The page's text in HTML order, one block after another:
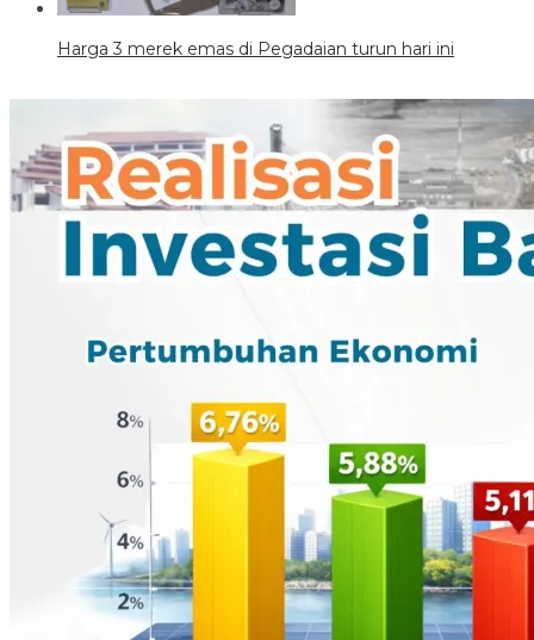
Harga 3 merek emas di Pegadaian turun hari ini